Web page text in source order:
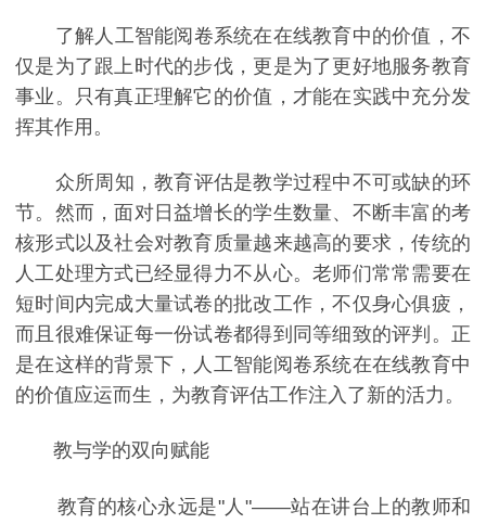
了解人工智能阅卷系统在在线教育中的价值，不
仅是为了跟上时代的步伐，更是为了更好地服务教育
事业。只有真正理解它的价值，才能在实践中充分发
挥其作用。
众所周知，教育评估是教学过程中不可或缺的环
节。然而，面对日益增长的学生数量、不断丰富的考
核形式以及社会对教育质量越来越高的要求，传统的
人工处理方式已经显得力不从心。老师们常常需要在
短时间内完成大量试卷的批改工作，不仅身心俱疲，
而且很难保证每一份试卷都得到同等细致的评判。正
是在这样的背景下，人工智能阅卷系统在在线教育中
的价值应运而生，为教育评估工作注入了新的活力。
教与学的双向赋能
教育的核心永远是"人"——站在讲台上的教师和